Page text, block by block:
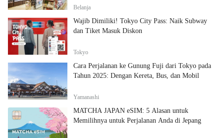
Belanja
Wajib Dimiliki! Tokyo City Pass: Naik Subway
dan Tiket Masuk Diskon
Tokyo
Cara Perjalanan ke Gunung Fuji dari Tokyo pada
Tahun 2025: Dengan Kereta, Bus, dan Mobil
Yamanashi
MATCHA JAPAN eSIM: 5 Alasan untuk
Memilihnya untuk Perjalanan Anda di Jepang